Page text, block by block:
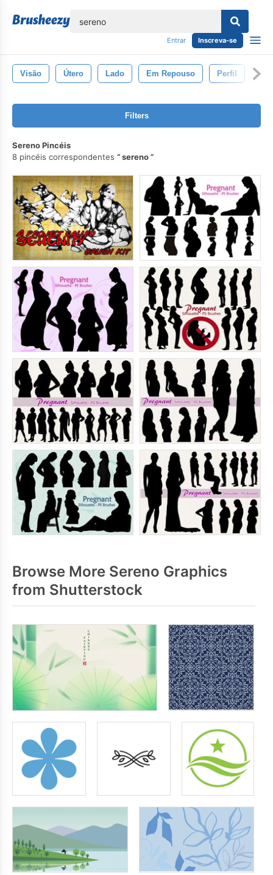
Entrar Inscreva-se
Visão Útero Lado Em Repouso Perfil
Filters
Sereno Pincéis
8 pincéis correspondentes
sereno
Browse More Sereno Graphics
from Shutterstock